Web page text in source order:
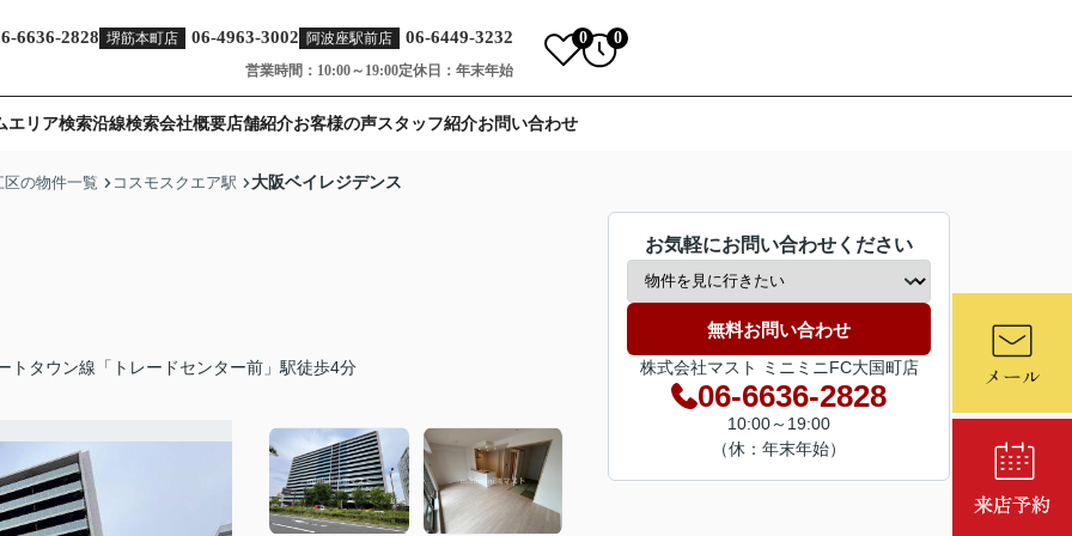
6636-2828 堺筋本町店 06-4963-3002 阿波座駅前店 06-6449-3232
営業時間：10:00～19:00定休日：年末年始
0 0
エリア検索沿線検索会社概要店舗紹介お客様の声スタッフ紹介お問い合わせ
の物件一覧 コスモスクエア駅 大阪ベイレジデンス
トタウン線「トレードセンター前」駅徒歩4分
お気軽にお問い合わせください
無料お問い合わせ
株式会社マスト ミニミニFC大国町店
06-6636-2828
10:00～19:00
（休：年末年始）